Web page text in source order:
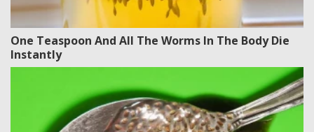
One Teaspoon And All The Worms In The Body Die
Instantly